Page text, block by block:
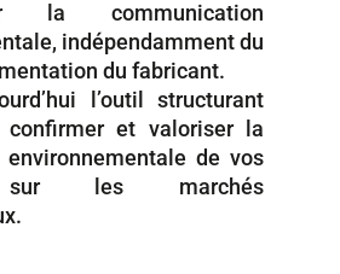
la communication
indépendamment du
du fabricant.
l’outil structurant
confirmer et valoriser la
environnementale de vos
sur les marchés